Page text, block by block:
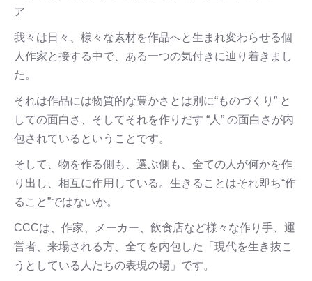
ア
我々は日々、様々な素材を作品へと生まれ変わらせる個
人作家と接する中で、ある一つの気付きに辿り着きまし
た。
それは作品には物質的な豊かさとは別に“ものづくり” と
しての面白さ、そしてそれを作りだす “人” の面白さが内
包されているということです。
そして、物を作る側も、選ぶ側も、全ての人が何かを作
り出し、相互に作用している。生きることはそれ即ち“作
ること”ではないか。
CCCは、作家、メーカー、飲食店など様々な作り手、運
営者、来場される方、全てを内包した「現代を生き抜こ
うとしている人たちの表現の場」です。